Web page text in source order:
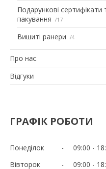
Подарункові сертифікати
пакування
17
Вишиті ранери 4
Про нас
Відгуки
ГРАФІК РОБОТИ
Понеділок 09:00
Вівторок
09:00